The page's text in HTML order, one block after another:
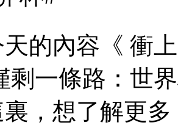
今天的內容《 衝
剩一條路
，想了解更多